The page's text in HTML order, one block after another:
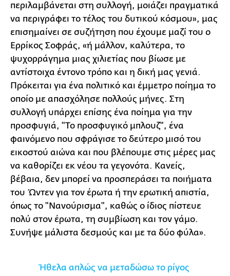
περιλαμβάνεται στη συλλογή, μοιάζει πραγματικά
να περιγράφει το τέλος του δυτικού κόσμου», μας
επισημαίνει σε συζήτηση που έχουμε μαζί του ο
Ερρίκος Σοφράς, «ή μάλλον, καλύτερα, το
ψυχορράγημα μιας χιλιετίας που βίωσε με
αντίστοιχα έντονο τρόπο και η δική μας γενιά.
Πρόκειται για ένα πολιτικό και έμμετρο ποίημα το
οποίο με απασχόλησε πολλούς μήνες. Στη
συλλογή υπάρχει επίσης ένα ποίημα για την
προσφυγιά, "Το προσφυγικό μπλουζ", ένα
φαινόμενο που σφράγισε το δεύτερο μισό του
εικοστού αιώνα και που βλέπουμε στις μέρες μας
να καθορίζει εκ νέου τα γεγονότα. Κανείς,
βέβαια, δεν μπορεί να προσπεράσει τα ποιήματα
του Ώντεν για τον έρωτα ή την ερωτική απιστία,
όπως το "Νανούρισμα", καθώς ο ίδιος πίστευε
πολύ στον έρωτα, τη συμβίωση και τον γάμο.
Συνήψε μάλιστα δεσμούς και με τα δύο φύλα».
Ήθελα απλώς να μεταδώσω το ρίγος